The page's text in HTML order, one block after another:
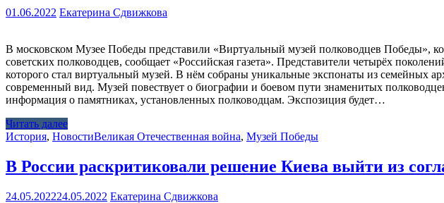
01.06.2022 Екатерина Сдвижкова
В московском Музее Победы представили «Виртуальный музей полководцев Победы»,
советских полководцев, сообщает «Российская газета». Представители четырёх
которого стал виртуальный музей. В нём собраны уникальные экспонаты из семейных
современный вид. Музей повествует о биографии и боевом пути знаменитых
информация о памятниках, установленных полководцам. Экспозиция будет…
Читать далее
История, НовостиВеликая Отечественная война, Музей Победы
В России раскритиковали решение Киева выйти из
24.05.202224.05.2022 Екатерина Сдвижкова